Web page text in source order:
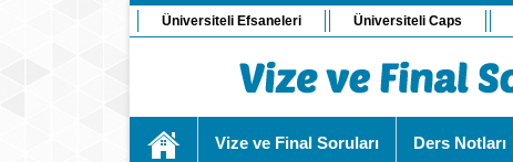
Üniversiteli Efsaneleri Üniversiteli Caps
Vize ve Final Soruları Ders Notları